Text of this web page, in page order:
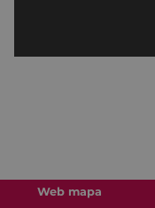
Web mapa